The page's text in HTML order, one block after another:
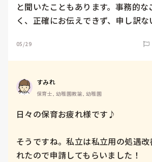
と聞いたこともあります。事務的
く、正確にお伝えできず、申し訳な
05/29
すみれ
保育士, 幼稚園教諭, 幼稚園
日々の保育お疲れ様です♪
そうですね。私立は私立用の処遇
れたので申請してもらいました！